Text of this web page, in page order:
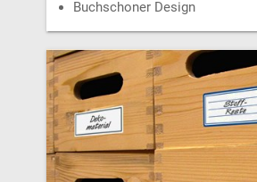
Buchschoner Design